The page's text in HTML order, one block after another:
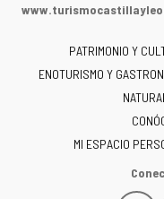
la
y
-
PATRIMONIO Y
ENOTURISMO Y
MI ESPACIO